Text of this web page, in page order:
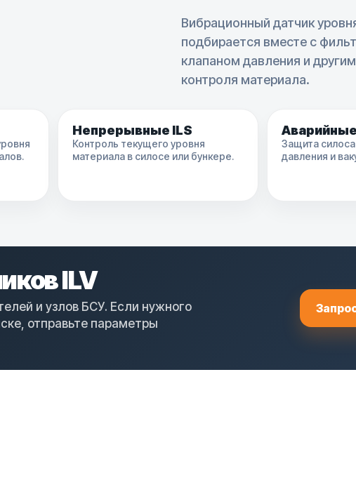
Вибрационный датчик
подбирается вместе с
клапаном давления и
контроля материала.
Непрерывные ILS
Контроль текущего уровня
материала в силосе или бункере.
Защита
давления и
ILV
и узлов БСУ. Если нужного
отправьте параметры